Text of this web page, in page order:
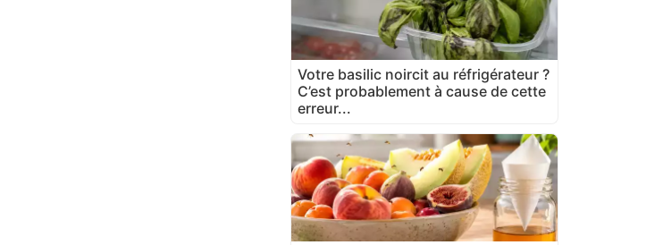
Votre basilic noircit au réfrigérateur ?
C’est probablement à cause de cette
erreur...